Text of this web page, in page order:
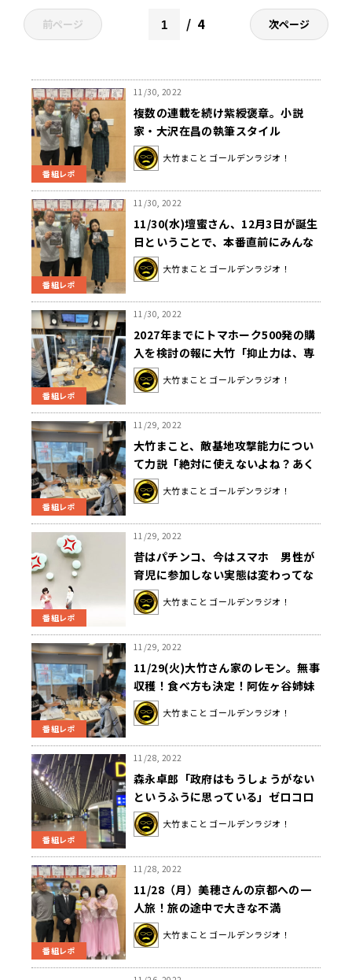
前ページ 4 次ページ
番組レポ
11/30, 2022
複数の連載を続け紫綬褒章。小説
家・大沢在昌の執筆スタイル
大竹まこと ゴールデンラジオ！
番組レポ
11/30, 2022
11/30(水)壇蜜さん、12月3日が誕生
日ということで、本番直前にみんな
でお祝い！！
大竹まこと ゴールデンラジオ！
番組レポ
11/30, 2022
2027年までにトマホーク500発の購
入を検討の報に大竹「抑止力は、専
守防衛の中で大事だけど、ちょっと
ノリを超え始めてるんじゃないか
大竹まこと ゴールデンラジオ！
番組レポ
11/29, 2022
大竹まこと、敵基地攻撃能力につい
て力説「絶対に使えないよね？あく
まで抑止の意味合いを持たせなきゃ
いけない」
大竹まこと ゴールデンラジオ！
番組レポ
11/29, 2022
昔はパチンコ、今はスマホ 男性が
育児に参加しない実態は変わってな
い
大竹まこと ゴールデンラジオ！
番組レポ
11/29, 2022
11/29(火)大竹さん家のレモン。無事
収穫！食べ方も決定！阿佐ヶ谷姉妹
が毒見？
大竹まこと ゴールデンラジオ！
番組レポ
11/28, 2022
森永卓郎「政府はもうしょうがない
というふうに思っている」ゼロコロ
ナ政策と経済対策
大竹まこと ゴールデンラジオ！
番組レポ
11/28, 2022
11/28（月）美穂さんの京都への一
人旅！旅の途中で大きな不満
が…！！
大竹まこと ゴールデンラジオ！